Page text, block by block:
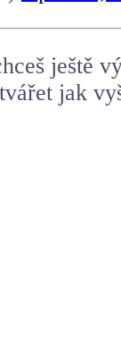
ještě
jak